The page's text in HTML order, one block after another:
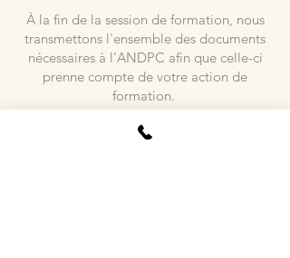
À la fin de la session de formation, nous
transmettons l'ensemble des documents
nécessaires à l'ANDPC afin que celle-ci
prenne compte de votre action de
formation.
Vous recevrez ensuite vos indemnités,